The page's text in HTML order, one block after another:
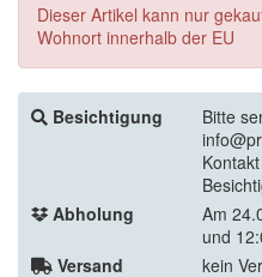
Dieser Artikel kann nur
Wohnort innerhalb der EU
Besichtigung
Bitte
Abholung
Am
und
Versand
kein